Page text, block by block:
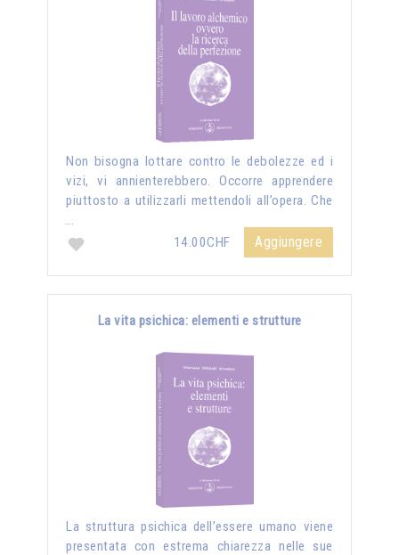
Non bisogna lottare contro le debolezze ed i
vizi, vi annienterebbero. Occorre apprendere
piuttosto a utilizzarli mettendoli all’opera. Che
…
14.00CHF
Aggiungere
La vita psichica: elementi e strutture
La struttura psichica dell’essere umano viene
presentata con estrema chiarezza nelle sue